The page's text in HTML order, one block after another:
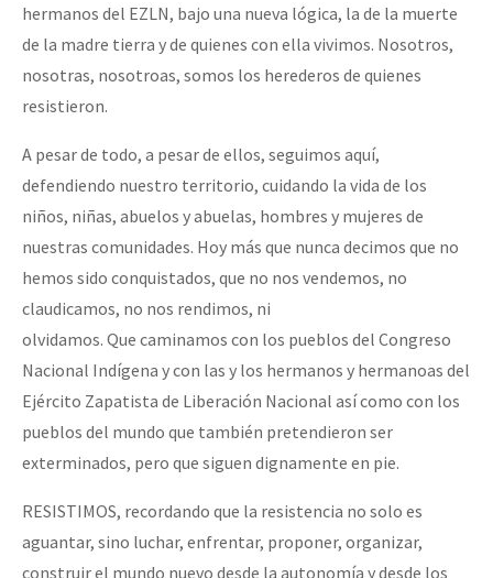
hermanos del EZLN, bajo una nueva lógica, la de la muerte
de la madre tierra y de quienes con ella vivimos. Nosotros,
nosotras, nosotroas, somos los herederos de quienes
resistieron.
A pesar de todo, a pesar de ellos, seguimos aquí,
defendiendo nuestro territorio, cuidando la vida de los
niños, niñas, abuelos y abuelas, hombres y mujeres de
nuestras comunidades. Hoy más que nunca decimos que no
hemos sido conquistados, que no nos vendemos, no
claudicamos, no nos rendimos, ni
olvidamos. Que caminamos con los pueblos del Congreso
Nacional Indígena y con las y los hermanos y hermanoas del
Ejército Zapatista de Liberación Nacional así como con los
pueblos del mundo que también pretendieron ser
exterminados, pero que siguen dignamente en pie.
RESISTIMOS, recordando que la resistencia no solo es
aguantar, sino luchar, enfrentar, proponer, organizar,
construir el mundo nuevo desde la autonomía y desde los